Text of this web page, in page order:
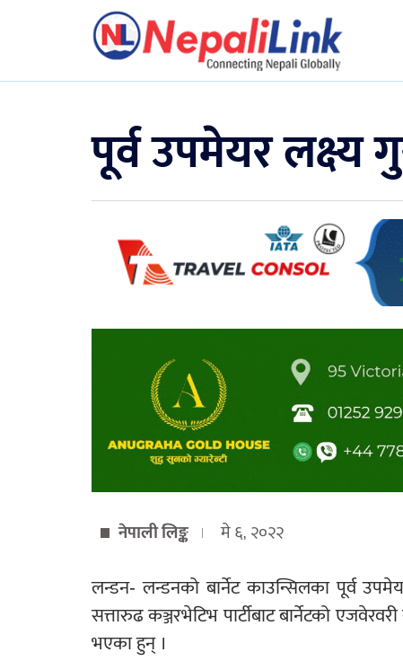
पूर्व उपमेयर लक्ष्य
नेपाली लिङ्क मे ६, २०२२
लन्डन- लन्डनको बार्नेट काउन्सिलका पूर्व
सत्तारुढ कञ्जरभेटिभ पार्टीबाट बार्नेटको
भएका हुन् ।